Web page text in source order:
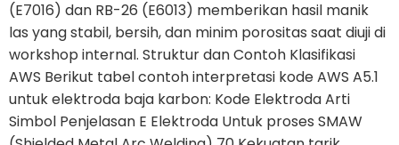
(E7016) dan RB-26 (E6013) memberikan hasil manik
las yang stabil, bersih, dan minim porositas saat diuji di
workshop internal. Struktur dan Contoh Klasifikasi
AWS Berikut tabel contoh interpretasi kode AWS A5.1
untuk elektroda baja karbon: Kode Elektroda Arti
Simbol Penjelasan E Elektroda Untuk proses SMAW